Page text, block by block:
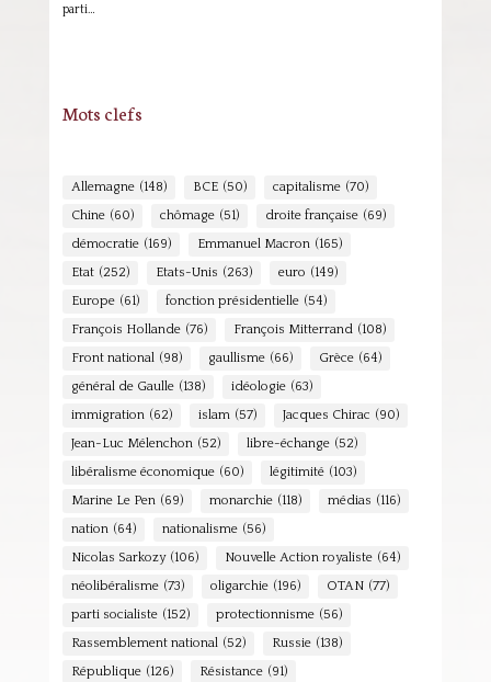
parti…
Mots clefs
Allemagne (148) BCE (50) capitalisme (70)
Chine (60) chômage (51) droite française (69)
démocratie (169) Emmanuel Macron (165)
Etat (252) Etats-Unis (263) euro (149)
Europe (61) fonction présidentielle (54)
François Hollande (76) François Mitterrand (108)
Front national (98) gaullisme (66) Grèce (64)
général de Gaulle (138) idéologie (63)
immigration (62) islam (57) Jacques Chirac (90)
Jean-Luc Mélenchon (52) libre-échange (52)
libéralisme économique (60) légitimité (103)
Marine Le Pen (69) monarchie (118) médias (116)
nation (64) nationalisme (56)
Nicolas Sarkozy (106) Nouvelle Action royaliste (64)
néolibéralisme (73) oligarchie (196) OTAN (77)
parti socialiste (152) protectionnisme (56)
Rassemblement national (52) Russie (138)
République (126) Résistance (91)